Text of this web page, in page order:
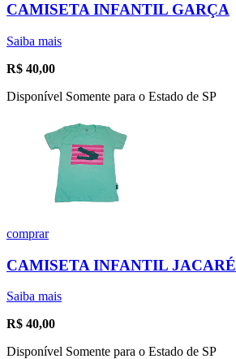
CAMISETA INFANTIL GARÇA
Saiba mais
R$ 40,00
Disponível Somente para o Estado de SP
comprar
CAMISETA INFANTIL JACARÉ
Saiba mais
R$ 40,00
Disponível Somente para o Estado de SP